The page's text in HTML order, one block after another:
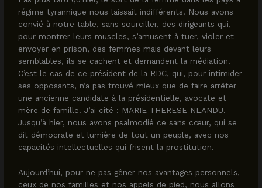
régime tyrannique nous laissait indifférents. Nous avons
convié à notre table, sans sourciller, des dirigeants qui,
pour montrer leurs muscles, s’amusent à tuer, violer et
envoyer en prison, des femmes mais devant leurs
semblables, ils se cachent et demandent la médiation.
C’est le cas de ce président de la RDC, qui, pour intimider
ses opposants, n’a pas trouvé mieux que de faire arrêter
une ancienne candidate à la présidentielle, avocate et
mère de famille. J’ai cité : MARIE THERESE NLANDU.
Jusqu’à hier, nous avons psalmodié ce sans cœur, qui se
dit démocrate et lumière de tout un peuple, avec nos
capacités intellectuelles qui frisent la prostitution.
Aujourd’hui, pour ne pas gêner nos avantages personnels,
ceux de nos familles et nos appels de pied, nous allons